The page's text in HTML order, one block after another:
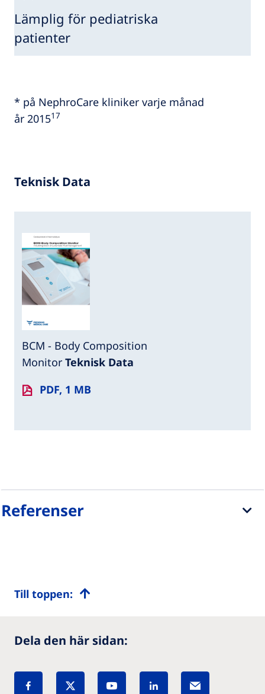
Lämplig för pediatriska
patienter
* på NephroCare kliniker varje månad
år 201517
Teknisk Data
BCM - Body Composition
Monitor Teknisk Data
PDF, 1 MB
Referenser
Till toppen:
Dela den här sidan: